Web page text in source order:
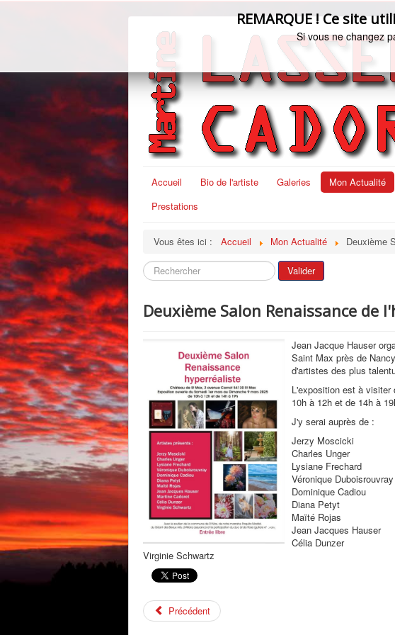
Accueil Bio de l'artiste Galeries Mon Actualité
Prestations
Vous êtes ici : Accueil Mon Actualité Deuxième
REMARQUE ! Ce site
Si vous ne changez
Rechercher Valider
Deuxième Salon Renaissance de
Jean Jacque Hauser
Saint Max près de
d'artistes des plus
L'exposition est à
10h à 12h et de 14h à
J'y serai auprès de :
Jerzy Moscicki
Charles Unger
Lysiane Frechard
Véronique Duboisrouvray
Dominique Cadiou
Diana Petyt
Maïté Rojas
Jean Jacques Hauser
Célia Dunzer
Virginie Schwartz
Précédent